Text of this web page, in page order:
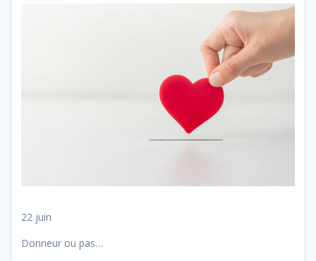
22 juin
Donneur ou pas…